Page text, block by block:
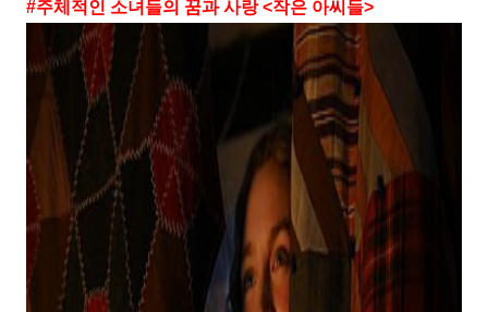
#주체적인 소녀들의 꿈과 사랑<작은 아씨들>